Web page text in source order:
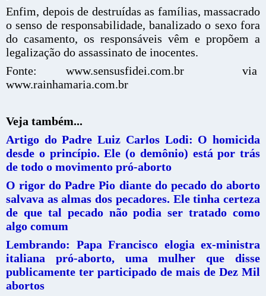
Enfim, depois de destruídas as famílias, massacrado
o senso de responsabilidade, banalizado o sexo fora
do casamento, os responsáveis vêm e propõem a
legalização do assassinato de inocentes.
Fonte: www.sensusfidei.com.br via
www.rainhamaria.com.br
Veja também...
Artigo do Padre Luiz Carlos Lodi: O homicida
desde o princípio. Ele (o demônio) está por trás
de todo o movimento pró-aborto
O rigor do Padre Pio diante do pecado do aborto
salvava as almas dos pecadores. Ele tinha certeza
de que tal pecado não podia ser tratado como
algo comum
Lembrando: Papa Francisco elogia ex-ministra
italiana pró-aborto, uma mulher que disse
publicamente ter participado de mais de Dez Mil
abortos